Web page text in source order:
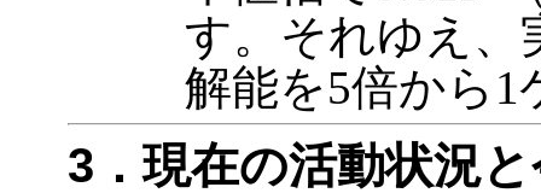
す。それゆえ、
解能を5倍から1
3．現在の活動状況